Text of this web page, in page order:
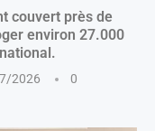
couvert près de
environ 27.000
2026
0